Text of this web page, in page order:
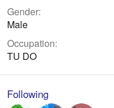
Gender
Male
Occupation
TU DO
Following